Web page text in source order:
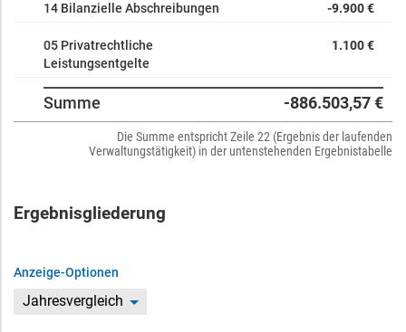
14 Bilanzielle Abschreibungen -9.900 €
05 Privatrechtliche
Leistungsentgelte
1.100 €
Summe -886.503,57 €
Die Summe entspricht Zeile 22 (Ergebnis der laufenden
Verwaltungstätigkeit) in der untenstehenden Ergebnistabelle
Ergebnisgliederung
Anzeige-Optionen
Jahresvergleich